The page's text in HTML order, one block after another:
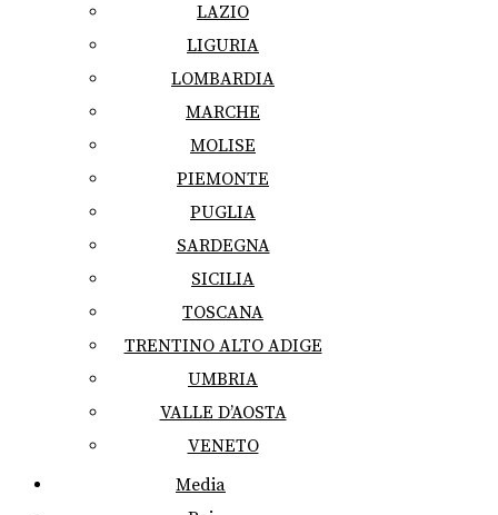
LAZIO
LIGURIA
LOMBARDIA
MARCHE
MOLISE
PIEMONTE
PUGLIA
SARDEGNA
SICILIA
TOSCANA
TRENTINO ALTO ADIGE
UMBRIA
VALLE D’AOSTA
VENETO
Media